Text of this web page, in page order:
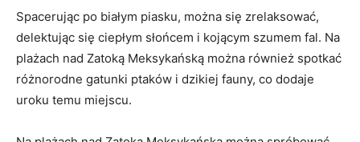
Spacerując po białym piasku, można się zrelaksować,
delektując się ciepłym słońcem i kojącym szumem fal. Na
plażach nad Zatoką Meksykańską można również spotkać
różnorodne gatunki ptaków i dzikiej fauny, co dodaje
uroku temu miejscu.